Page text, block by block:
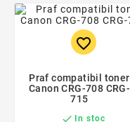
favorite_border
Praf compatibil toner
Canon CRG-708 CRG-
715
 In stoc